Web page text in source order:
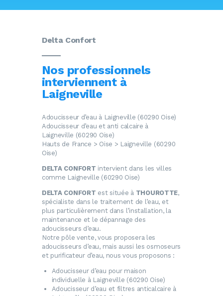
Delta Confort
Nos professionnels
interviennent à
Laigneville
Adoucisseur d’eau à Laigneville (60290 Oise)
Adoucisseur d’eau et anti calcaire à
Laigneville (60290 Oise)
Hauts de France > Oise > Laigneville (60290
Oise)
DELTA CONFORT intervient dans les villes
comme Laigneville (60290 Oise)
DELTA CONFORT est située à THOUROTTE,
spécialiste dans le traitement de l’eau, et
plus particulièrement dans l’installation, la
maintenance et le dépannage des
adoucisseurs d’eau.
Notre pôle vente, vous proposera les
adoucisseurs d’eau, mais aussi les osmoseurs
et purificateur d’eau, nous vous proposons :
Adoucisseur d’eau pour maison
individuelle à Laigneville (60290 Oise)
Adoucisseur d’eau et filtres anticalcaire à